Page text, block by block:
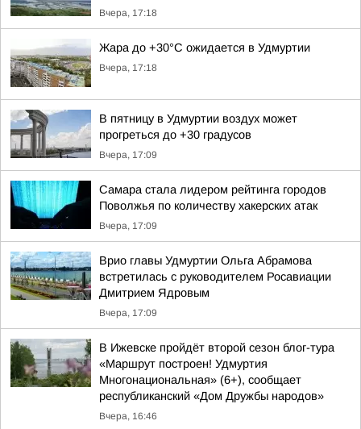
Вчера, 17:18
Жара до +30°С ожидается в Удмуртии
Вчера, 17:18
В пятницу в Удмуртии воздух может
прогреться до +30 градусов
Вчера, 17:09
Самара стала лидером рейтинга городов
Поволжья по количеству хакерских атак
Вчера, 17:09
Врио главы Удмуртии Ольга Абрамова
встретилась с руководителем Росавиации
Дмитрием Ядровым
Вчера, 17:09
В Ижевске пройдёт второй сезон блог-тура
«Маршрут построен! Удмуртия
Многонациональная» (6+), сообщает
республиканский «Дом Дружбы народов»
Вчера, 16:46